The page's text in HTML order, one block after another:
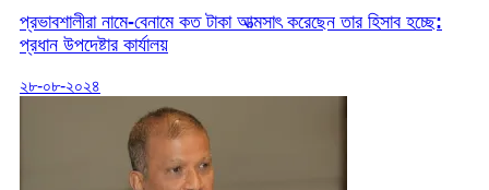
প্রভাবশালীরা নামে-বেনামে কত টাকা আত্মসাৎ করেছেন তার হিসাব হচ্ছে:
প্রধান উপদেষ্টার কার্যালয়
২৮-০৮-২০২৪